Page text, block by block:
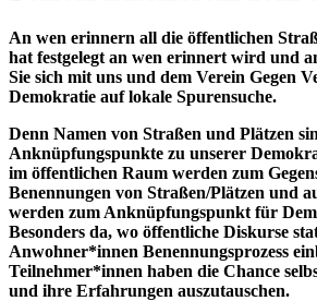
An wen erinnern all die öffentlichen
hat festgelegt an wen erinnert wird und
Sie sich mit uns und dem Verein Gegen
Demokratie auf lokale Spurensuche.
Denn Namen von Straßen und Plätzen
Anknüpfungspunkte zu unserer
im öffentlichen Raum werden zum
Benennungen von Straßen/Plätzen und
werden zum Anknüpfungspunkt für
Besonders da, wo öffentliche Diskurse
Anwohner*innen Benennungsprozess
Teilnehmer*innen haben die Chance
und ihre Erfahrungen auszutauschen.